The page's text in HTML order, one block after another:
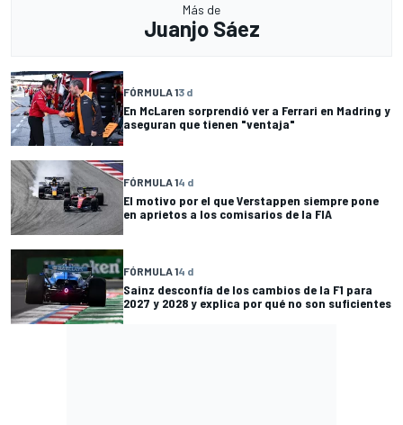
Más de
Juanjo Sáez
FÓRMULA 13 d
En McLaren sorprendió ver a Ferrari en Madring y
aseguran que tienen "ventaja"
FÓRMULA 14 d
El motivo por el que Verstappen siempre pone
en aprietos a los comisarios de la FIA
FÓRMULA 14 d
Sainz desconfía de los cambios de la F1 para
2027 y 2028 y explica por qué no son suficientes